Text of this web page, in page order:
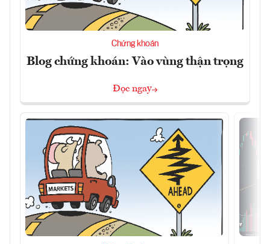
Chứng khoán
Blog chứng khoán: Vào vùng thận trọng
Đọc ngay